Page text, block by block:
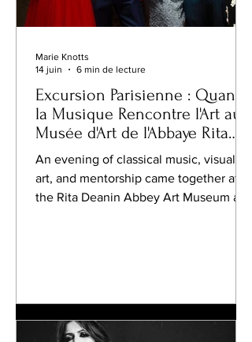
Excursion Parisienne : Quand
la Musique Rencontre l'Art au
Musée d'Art de l'Abbaye Rita
Deanin à Las Vegas
An evening of classical music, visual
art, and mentorship came together at
the Rita Deanin Abbey Art Museum as
Marie Knotts
14 juin
6 min de lecture